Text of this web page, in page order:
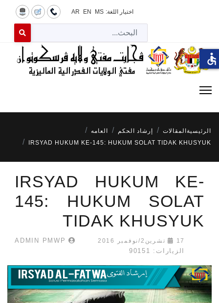
اختيار اللغة: MS
EN
AR
for results.
الرئيسية المقالات إرشاد الحكم
العامه
IRSYAD HUKUM KE-145: HUKUM SOLAT TIDAK KHUSYUK
IRSYAD HUKUM KE-
145: HUKUM SOLAT
TIDAK KHUSYUK
17 تشرين2/نوفمبر 2016
ADMIN PMWP
الزيارات: 90151
accessible